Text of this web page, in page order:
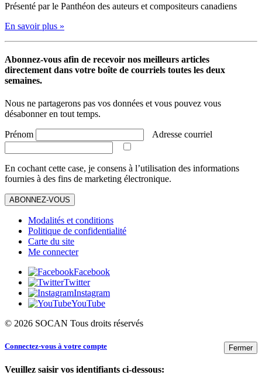
Présenté par le Panthéon des auteurs et compositeurs canadiens
En savoir plus »
Abonnez-vous afin de recevoir nos meilleurs articles
directement dans votre boîte de courriels toutes les deux
semaines.
Nous ne partagerons pas vos données et vous pouvez vous
désabonner en tout temps.
Prénom Adresse courriel
En cochant cette case, je consens à l’utilisation des informations
fournies à des fins de marketing électronique.
ABONNEZ-VOUS
Modalités et conditions
Politique de confidentialité
Carte du site
Me connecter
Facebook
Twitter
Instagram
YouTube
© 2026 SOCAN Tous droits réservés
Fermer
Connectez-vous à votre compte
Veuillez saisir vos identifiants ci-dessous: